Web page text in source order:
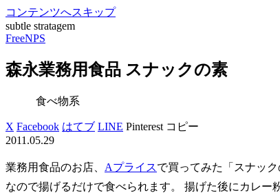
コンテンツへスキップ
subtle stratagem
FreeNPS
森永業務用食品 スナックの素
食べ物系
X Facebook はてブ LINE Pinterest コピー
2011.05.29
業務用食品のお店、 Aプライスで買ってみた「スナッ
なので揚げるだけで食べられます。 揚げた後にカレ